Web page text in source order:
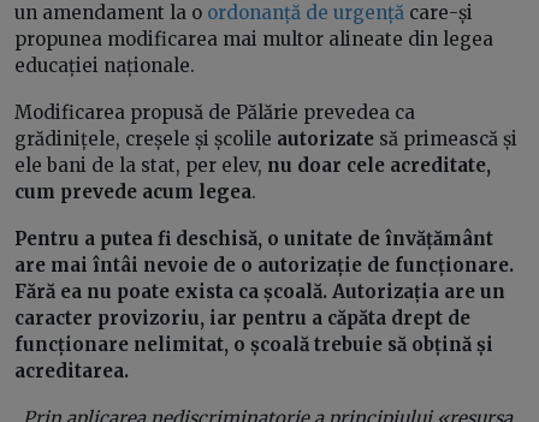
un amendament la o ordonanță de urgență care-și
propunea modificarea mai multor alineate din legea
educației naționale.
Modificarea propusă de Pălărie prevedea ca
grădinițele, creșele și școlile autorizate să primească și
ele bani de la stat, per elev, nu doar cele acreditate,
cum prevede acum legea.
Pentru a putea fi deschisă, o unitate de învățământ
are mai întâi nevoie de o autorizație de funcționare.
Fără ea nu poate exista ca școală. Autorizația are un
caracter provizoriu, iar pentru a căpăta drept de
funcționare nelimitat, o școală trebuie să obțină și
acreditarea.